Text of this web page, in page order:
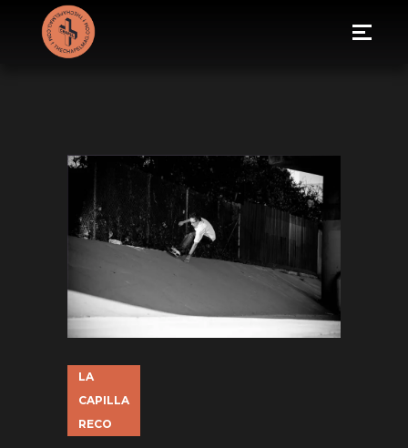
LA
CAPILLA
RECO